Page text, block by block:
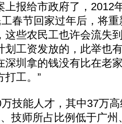
上报给市政府了，2012
工春节回家过年后，将
这些农民工也许会流失
划工资发放的，此举也
深圳拿的钱没有比在老
打工。”
能人才，其中37万高
技师所占比例低于广